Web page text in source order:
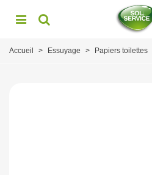
Accueil > Essuyage > Papiers toilettes